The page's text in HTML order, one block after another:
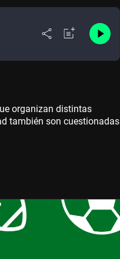
organizan distintas
también son cuestionadas